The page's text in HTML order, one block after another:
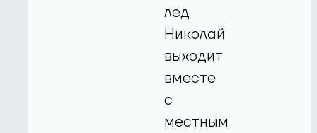
лед
Николай
выходит
вместе
с
местным